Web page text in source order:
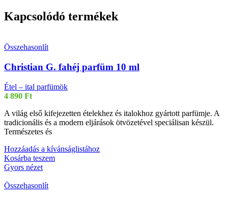
Kapcsolódó termékek
Összehasonlít
Christian G. fahéj parfüm 10 ml
Étel – ital parfümök
4 890 Ft
A világ első kifejezetten ételekhez és italokhoz gyártott parfümje. A
tradicionális és a modern eljárások ötvözetével speciálisan készül.
Természetes és
Hozzáadás a kívánságlistához
Kosárba teszem
Gyors nézet
Összehasonlít